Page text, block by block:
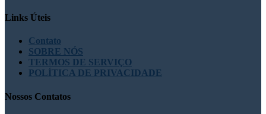
Links Úteis
Contato
SOBRE NÓS
TERMOS DE SERVIÇO
POLÍTICA DE PRIVACIDADE
Nossos Contatos